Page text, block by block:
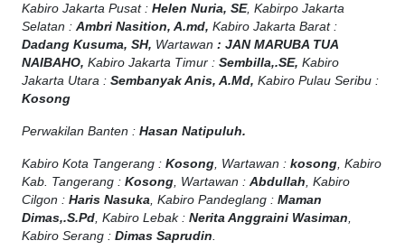
Kabiro Jakarta Pusat : Helen Nuria, SE, Kabirpo Jakarta
Selatan : Ambri Nasition, A.md, Kabiro Jakarta Barat :
Dadang Kusuma, SH, Wartawan : JAN MARUBA TUA
NAIBAHO, Kabiro Jakarta Timur : Sembilla,.SE, Kabiro
Jakarta Utara : Sembanyak Anis, A.Md, Kabiro Pulau Seribu :
Kosong
Perwakilan Banten : Hasan Natipuluh.
Kabiro Kota Tangerang : Kosong , Wartawan : kosong , Kabiro
Kab. Tangerang : Kosong , Wartawan : Abdullah , Kabiro
Cilgon : Haris Nasuka , Kabiro Pandeglang : Maman
Dimas,.S.Pd , Kabiro Lebak : Nerita Anggraini Wasiman
Kabiro Serang : Dimas Saprudin